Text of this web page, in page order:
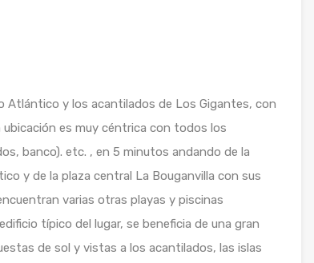
Atlántico y los acantilados de Los Gigantes, con
es muy céntrica con todos los
banco). etc. , en 5 minutos andando de la
y de la plaza central La Bouganvilla con sus
varias otras playas y piscinas
típico del lugar, se beneficia de una gran
de sol y vistas a los acantilados, las islas